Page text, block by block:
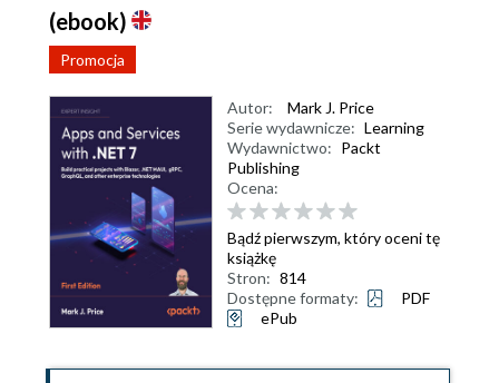
(ebook)
Promocja
Autor:
Mark J. Price
Serie wydawnicze: Learning
Wydawnictwo: Packt
Publishing
Ocena:
Bądź pierwszym, który oceni tę
książkę
Stron: 814
Dostępne formaty:
PDF
ePub